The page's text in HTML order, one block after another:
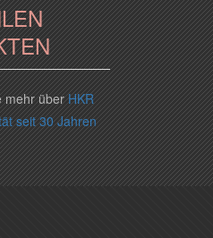
mehr überHKR
seit 30 Jahren